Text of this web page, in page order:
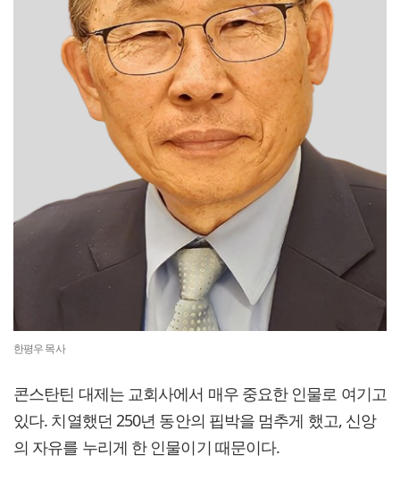
한평우 목사
콘스탄틴 대제는 교회사에서 매우 중요한 인물로 여기고
있다. 치열했던 250년 동안의 핍박을 멈추게 했고, 신앙
의 자유를 누리게 한 인물이기 때문이다.